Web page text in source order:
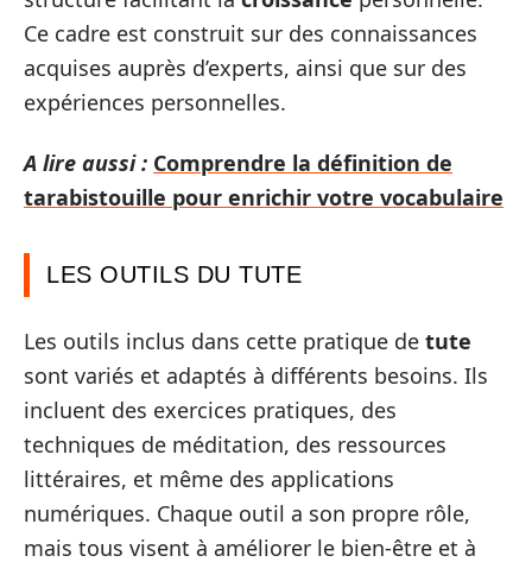
Ce cadre est construit sur des connaissances
acquises auprès d’experts, ainsi que sur des
expériences personnelles.
A lire aussi : Comprendre la définition de
tarabistouille pour enrichir votre vocabulaire
LES OUTILS DU TUTE
Les outils inclus dans cette pratique de tute
sont variés et adaptés à différents besoins. Ils
incluent des exercices pratiques, des
techniques de méditation, des ressources
littéraires, et même des applications
numériques. Chaque outil a son propre rôle,
mais tous visent à améliorer le bien-être et à